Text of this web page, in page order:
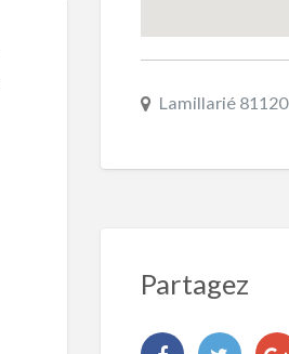
Lamillarié 81120
Partagez